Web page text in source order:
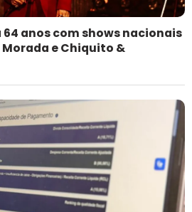
anos com shows nacionais
e Chiquito &